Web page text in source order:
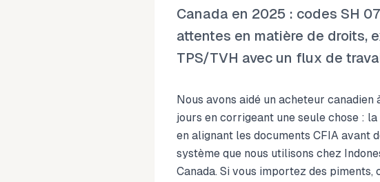
Canada en 2025 : codes SH
attentes en matière de droits,
TPS/TVH avec un flux de
Nous avons aidé un acheteur canadien
jours en corrigeant une seule chose :
en alignant les documents CFIA avant
système que nous utilisons chez
Canada. Si vous importez des